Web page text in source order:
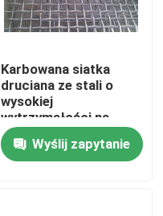
Karbowana siatka
druciana ze stali o
wysokiej
wytrzymałości na
rozciąganie
Wyślij zapytanie